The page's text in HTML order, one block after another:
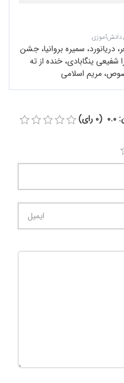
دانش‌آموزی
دریانورد، سمیره بروانیا، جشن
شفیعی ینگابادی، خنده از ته
مریم اسلامی